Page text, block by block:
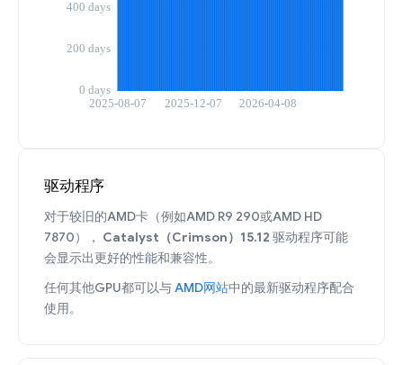
驱动程序
对于较旧的AMD卡（例如AMD R9 290或AMD HD
7870）， Catalyst（Crimson）15.12 驱动程序可能
会显示出更好的性能和兼容性。
任何其他GPU都可以与AMD网站中的最新驱动程序配合
使用。